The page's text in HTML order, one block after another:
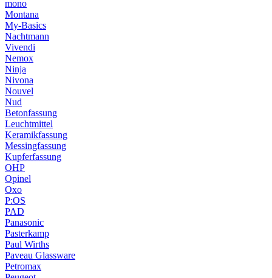
mono
Montana
My-Basics
Nachtmann
Vivendi
Nemox
Ninja
Nivona
Nouvel
Nud
Betonfassung
Leuchtmittel
Keramikfassung
Messingfassung
Kupferfassung
OHP
Opinel
Oxo
P:OS
PAD
Panasonic
Pasterkamp
Paul Wirths
Paveau Glassware
Petromax